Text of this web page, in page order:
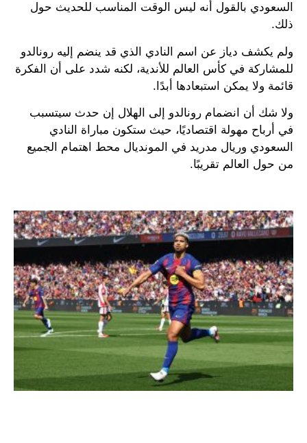
السعودي بالقول أنه ليس الوقت المناسب للحديث حول
ذلك.
ولم يكشف دياز عن اسم النادي الذي قد ينضم إليه رونالدو
للمشاركة في كأس العالم للأندية، لكنه شدد على أن الفكرة
قائمة ولا يمكن استبعادها أبدًا.
ولا شك أن انضمام رونالدو إلى الهلال إن حدث سيتسبب
في أرباح مهولة اقتصاديًا، حيث ستكون مباراة النادي
السعودي وريال مدريد في المونديال محط اهتمام الجميع
من حول العالم تقريبًا.